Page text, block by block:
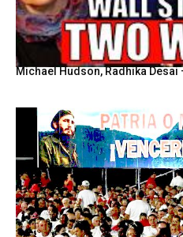
Michael Hudson, Radhika Desai